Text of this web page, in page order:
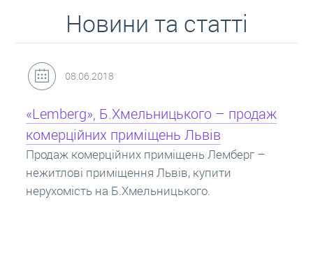
Новини та статті
31.05.2018
Кредит під заставу нерухомості: іпотека
Іпотека на квартиру – кредит на житло під
заставу нерухомості. Купити в іпотеку – що
потрібно знати? Консультація від Експертів
про іпотечні кредити.